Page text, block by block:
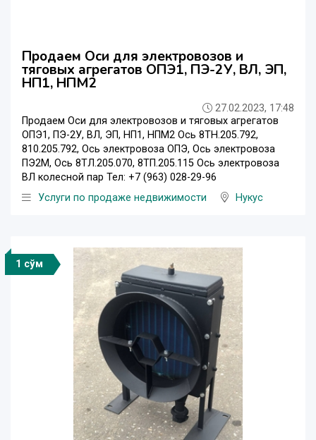
Продаем Оси для электровозов и
тяговых агрегатов ОПЭ1, ПЭ-2У, ВЛ, ЭП,
НП1, НПМ2
27.02.2023, 17:48
Продаем Оси для электровозов и тяговых агрегатов
ОПЭ1, ПЭ-2У, ВЛ, ЭП, НП1, НПМ2 Ось 8ТН.205.792,
810.205.792, Ось электровоза ОПЭ, Ось электровоза
ПЭ2М, Ось 8ТЛ.205.070, 8ТП.205.115 Ось электровоза
ВЛ колесной пар Тел: +7 (963) 028-29-96
Услуги по продаже недвижимости
Нукус
1 сўм